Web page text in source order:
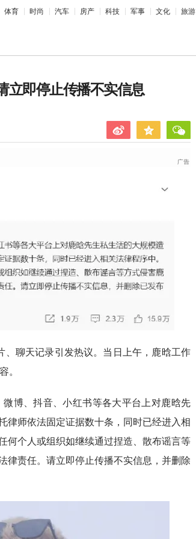
体育 时尚 汽车 房产 科技 军事 文化 旅游
立即停止传播不实信息
聊天记录引发热议。当日上午，鹿晗工作
。
博、抖音、小红书等各大平台上对鹿晗先
律师依法固定证据数十条，同时已经进入相
何个人或组织如继续通过捏造、散布谣言等
律责任。请立即停止传播不实信息，并删除